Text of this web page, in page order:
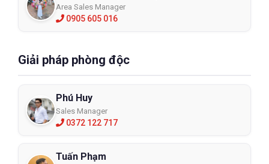
Area Sales Manager
0905 605 016
Giải pháp phòng độc
Phú Huy
Sales Manager
0372 122 717
Tuấn Phạm